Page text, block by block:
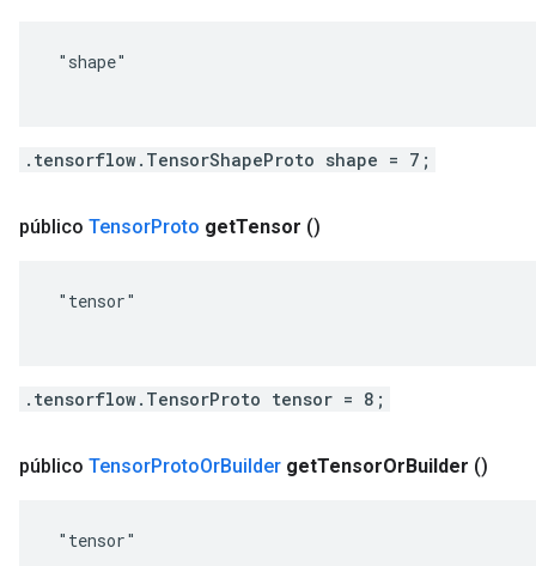
"shape"
.tensorflow.TensorShapeProto shape = 7;
público TensorProto getTensor ()
"tensor"
.tensorflow.TensorProto tensor = 8;
público TensorProtoOrBuilder getTensorOrBuilder ()
"tensor"